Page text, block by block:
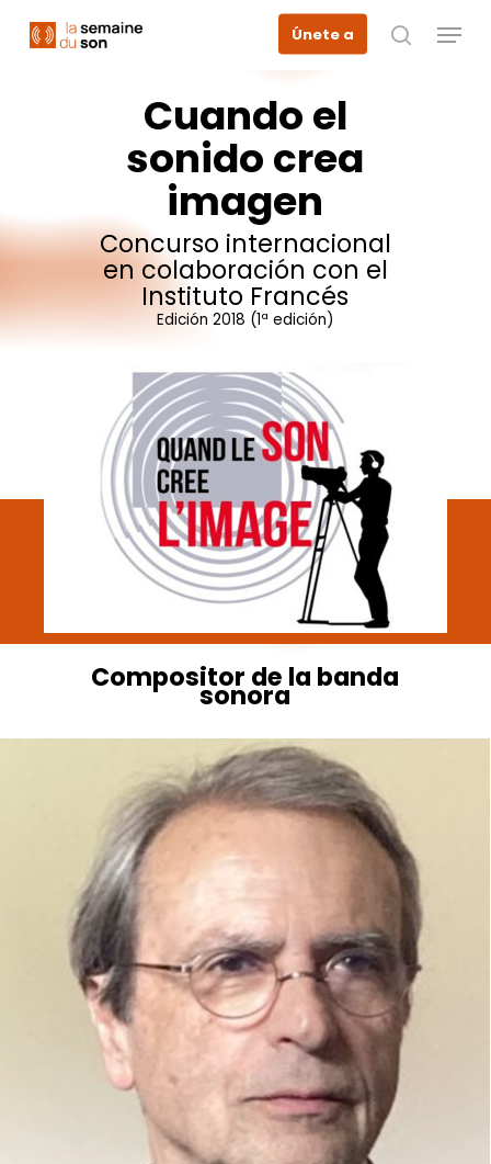
Únete a
busque en
Menu
Cuandoel
sonidocrea
imagen
Concurso internacional
en colaboración con el
Instituto Francés
Edición 2018 (1ª edición)
Compositor de la banda
sonora